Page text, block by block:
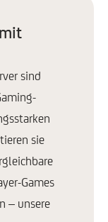
sind
sie
Games
– unsere